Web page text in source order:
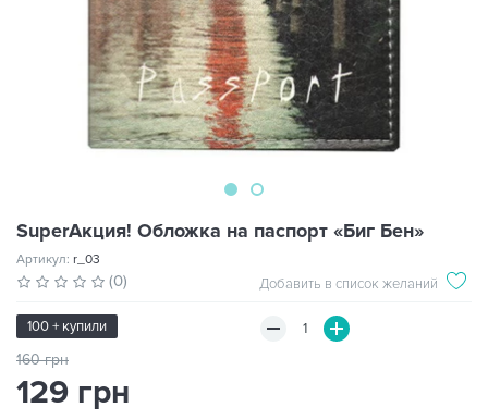
SuperАкция! Обложка на паспорт «Биг Бен»
Артикул: r_03
(0) Добавить в список желаний
100 + купили
160 грн
129 грн